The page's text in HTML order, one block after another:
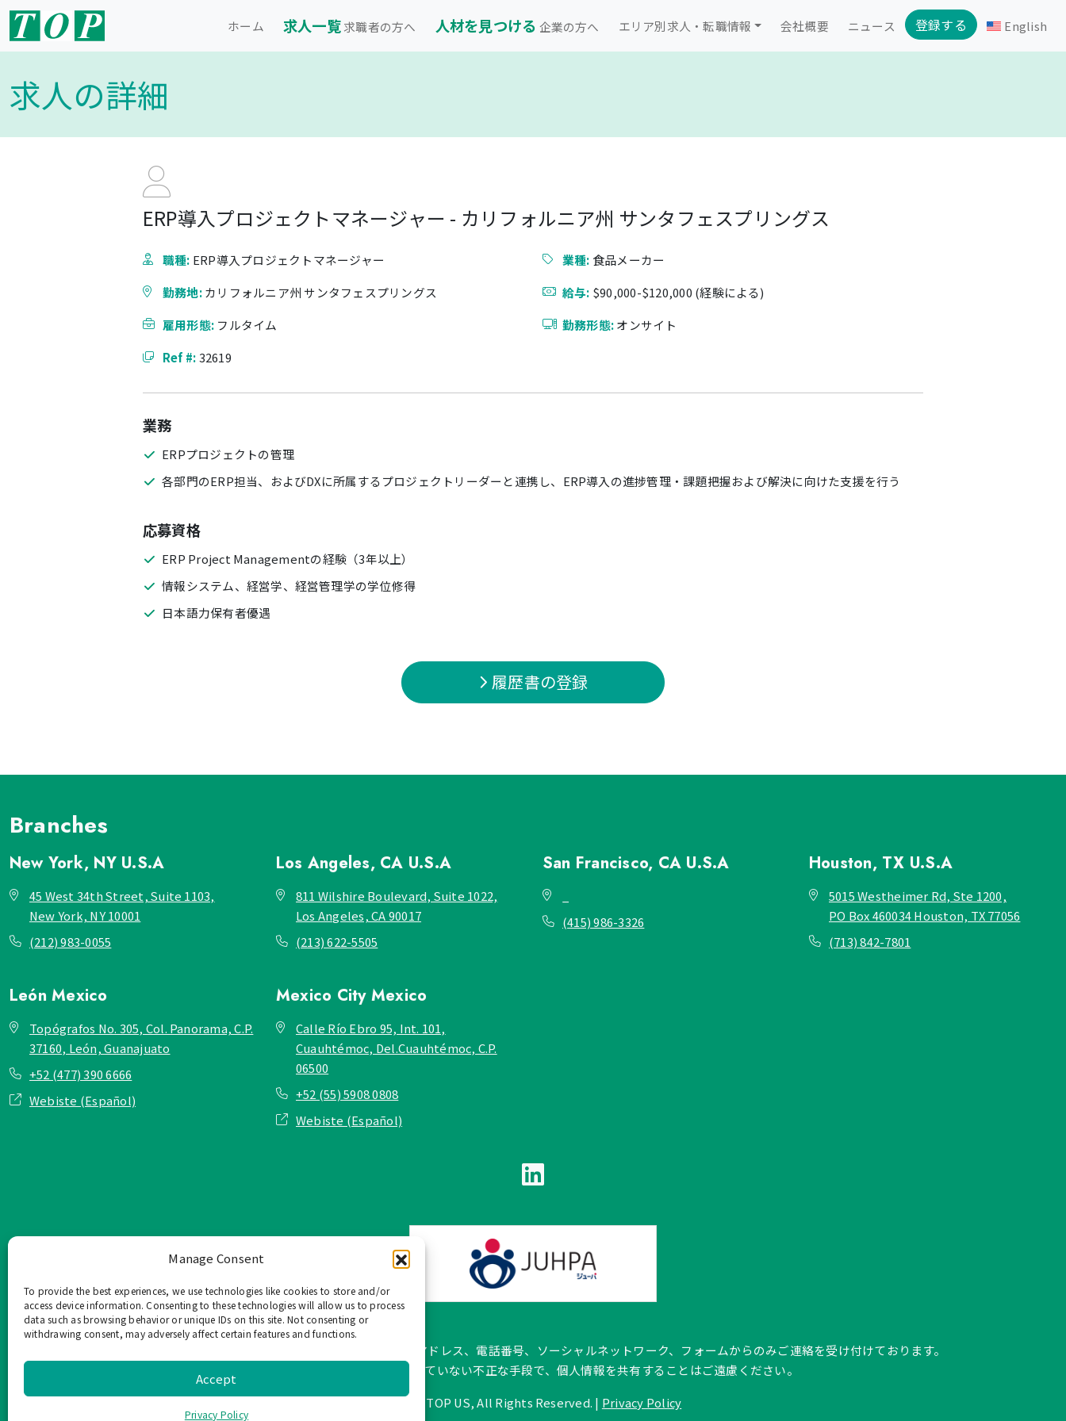
Manage Consent
To provide the best experiences, we use technologies like cookies to store and/or
access device information. Consenting to these technologies will allow us to process
data such as browsing behavior or unique IDs on this site. Not consenting or
withdrawing consent, may adversely affect certain features and functions.
Accept
Privacy Policy
ホーム 求人一覧求職者の方へ 人材を見つける 企業の方へ エリア別求人・転職情報 会社概要 ニュース 登録する English
求人の詳細
ERP導入プロジェクトマネージャー - カリフォルニア州 サンタフェスプリングス
職種: ERP導入プロジェクトマネージャー 業種: 食品メーカー
勤務地:カリフォルニア州 サンタフェスプリングス 給与: $90,000-$120,000 (経験による)
雇用形態: フルタイム 勤務形態:オンサイト
Ref #:32619
業務
ERPプロジェクトの管理
各部門のERP担当、およびDXに所属するプロジェクトリーダーと連携し、ERP導入の進捗管理・課題把握および解決に向けた支援を行う
応募資格
ERP Project Managementの経験（3年以上）
情報システム、経営学、経営管理学の学位修得
日本語力保有者優遇
履歴書の登録
Branches
New York, NY U.S.A
45 West 34th Street, Suite 1103,
New York, NY 10001
(212) 983-0055
Los Angeles, CA U.S.A
811 Wilshire Boulevard, Suite 1022,
Los Angeles, CA 90017
(213) 622-5505
San Francisco, CA U.S.A
(415) 986-3326
Houston, TX U.S.A
5015 Westheimer Rd, Ste 1200,
PO Box 460034 Houston, TX 77056
(713) 842-7801
LeónMexico
Topógrafos No. 305, Col. Panorama, C.P.
37160, León, Guanajuato
+52 (477) 390 6666
Webiste (Español)
Mexico City Mexico
Calle Río Ebro 95, Int. 101,
Cuauhtémoc, Del.Cuauhtémoc, C.P.
06500
+52 (55) 5908 0808
Webiste (Español)
TOP Group または TOP en Español では、公式メールアドレス、電話番号、ソーシャルネットワーク、フォームからのみご連絡を受け付けております。
このウェブサイトに記載されていない不正な手段で、個人情報を共有することはご遠慮ください。
2026 TOP US, All Rights Reserved. | Privacy Policy